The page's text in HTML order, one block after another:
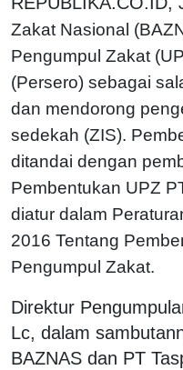
Zakat Nasional
Pengumpul Zakat
(Persero) sebagai
dan mendorong
sedekah (ZIS).
ditandai dengan
Pembentukan UPZ
diatur dalam
2016 Tentang
Pengumpul Zakat.
Direktur
Lc, dalam
BAZNAS dan PT